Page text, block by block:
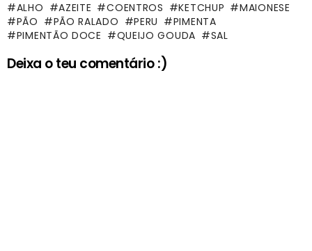
ALHO AZEITE COENTROS KETCHUP
MAIONESE
PÃO
PÃO RALADO PERU
PIMENTA
PIMENTÃO DOCE
QUEIJO GOUDA SAL
Deixa o teu comentário :)